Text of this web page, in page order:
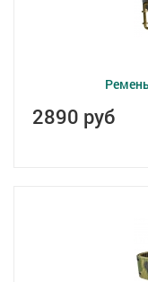
2890 руб